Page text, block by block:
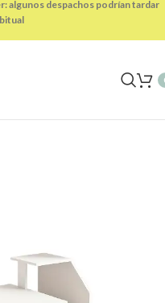
algunos despachos podrían tardar